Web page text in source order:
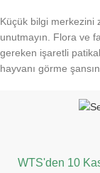
Küçük bilgi merkezini
unutmayın. Flora ve
gereken işaretli
hayvanı görme
WTS'den 10